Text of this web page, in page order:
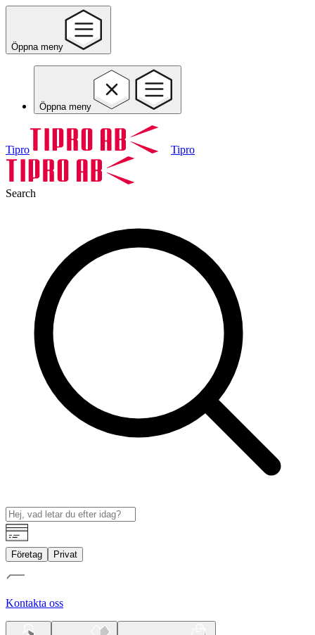
Öppna meny
Öppna meny
Tipro Tipro
Search
Företag Privat
Kontakta oss